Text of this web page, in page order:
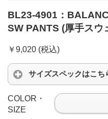
BL23-4901：
SW PANTS (厚手スウ
￥9,020 (税込)
サイズスペックはこち
COLOR・
SIZE